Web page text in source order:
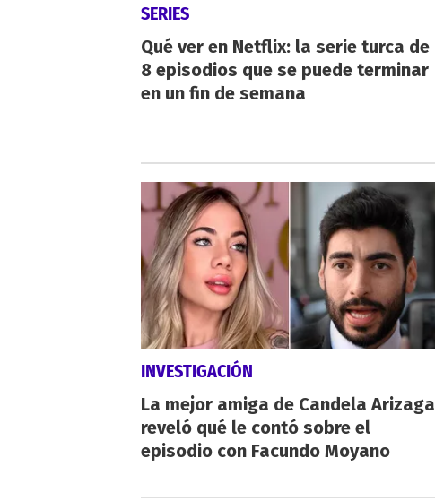
SERIES
Qué ver en Netflix: la serie turca de
8 episodios que se puede terminar
en un fin de semana
INVESTIGACIÓN
La mejor amiga de Candela Arizaga
reveló qué le contó sobre el
episodio con Facundo Moyano